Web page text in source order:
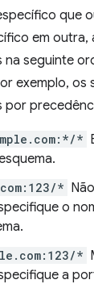
que
em outra,
seguinte
exemplo, os
por
*
*
o
*
a